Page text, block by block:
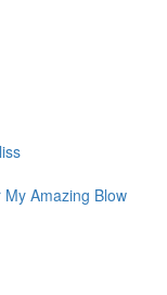
My Amazing Blow